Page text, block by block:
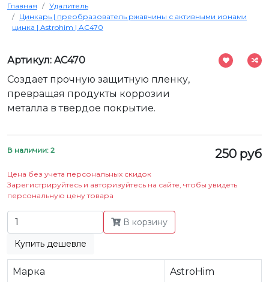
Главная
Удалитель
Цинкарь | преобразователь ржавчины с активными ионами
цинка | Astrohim | AC470
Артикул: AC470
Создает прочную защитную пленку,
превращая продукты коррозии
металла в твердое покрытие.
В наличии: 2 250 руб
Цена без учета персональных скидок
Зарегистрируйтесь и авторизуйтесь на сайте, чтобы увидеть
персональную цену товара
В корзину
Купить дешевле
Марка AstroHim